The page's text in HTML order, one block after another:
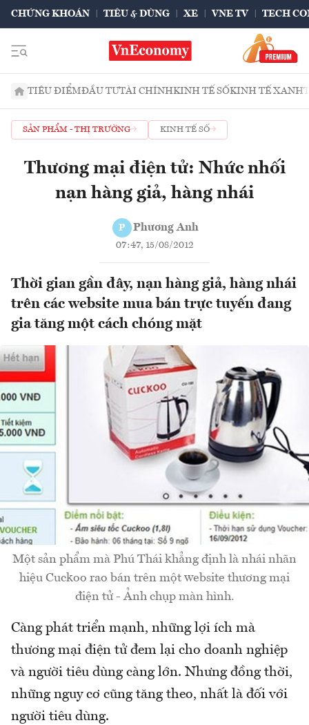
CHỨNG KHOÁN TIÊU & DÙNG XE VNE TV TECH
TIÊU ĐIỂMĐẦU TƯTÀI CHÍNHKINH TẾ SỐKINH TẾ XANH
SẢN PHẨM - THỊ TRƯỜNG KINH TẾ SỐ
Thương mại điện tử: Nhức nhối
nạn hàng giả, hàng nhái
P Phương Anh
07:47, 15/08/2012
Thời gian gần đây, nạn hàng giả, hàng nhái
trên các website mua bán trực tuyến đang
gia tăng một cách chóng mặt
Một sản phẩm mà Phú Thái khẳng định là nhái nhãn
hiệu Cuckoo rao bán trên một website thương mại
điện tử - Ảnh chụp màn hình.
Càng phát triển mạnh, những lợi ích mà
thương mại điện tử đem lại cho doanh nghiệp
và người tiêu dùng càng lớn. Nhưng đồng thời,
những nguy cơ cũng tăng theo, nhất là đối với
người tiêu dùng.